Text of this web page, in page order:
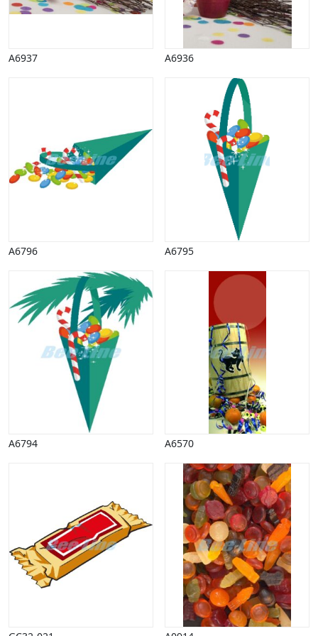
Påske
Pinse
Skibe, både, søfart
Sommer
Spil
Sport
Trafik, færdsel
Udsalg og andre begreber
Underholdning, kultur
Vinter
A6937 A6936
A6796 A6795
A6794 A6570